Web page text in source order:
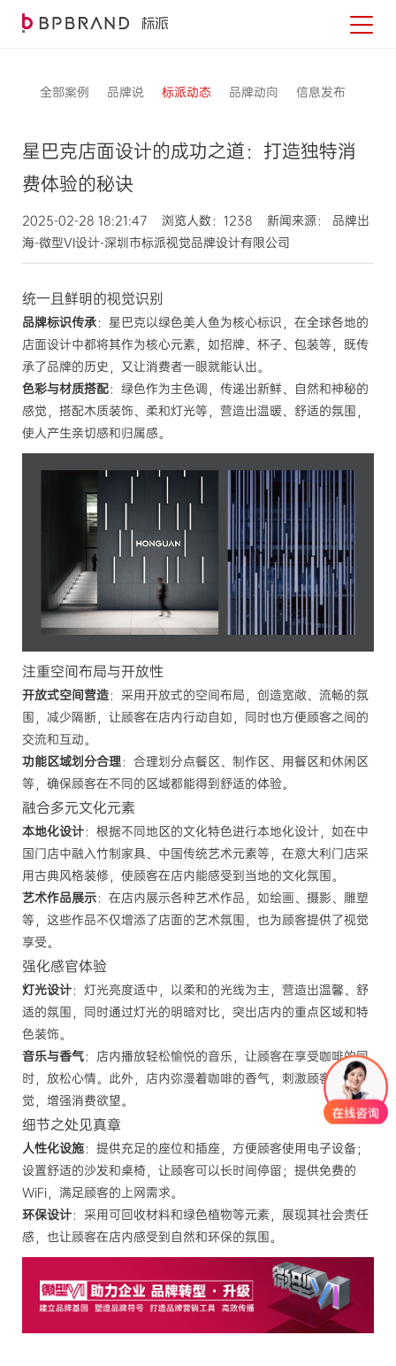
全部案例 品牌说 标派动态 品牌动向 信息发布
星巴克店面设计的成功之道：打造独特消
费体验的秘诀
2025-02-28 18:21:47 浏览人数：1238 新闻来源： 品牌出
海-微型VI设计-深圳市标派视觉品牌设计有限公司
统一且鲜明的视觉识别
品牌标识传承：星巴克以绿色美人鱼为核心标识，在全球各地的
店面设计中都将其作为核心元素，如招牌、杯子、包装等，既传
承了品牌的历史，又让消费者一眼就能认出。
色彩与材质搭配：绿色作为主色调，传递出新鲜、自然和神秘的
感觉，搭配木质装饰、柔和灯光等，营造出温暖、舒适的氛围，
使人产生亲切感和归属感。
注重空间布局与开放性
开放式空间营造：采用开放式的空间布局，创造宽敞、流畅的氛
围，减少隔断，让顾客在店内行动自如，同时也方便顾客之间的
交流和互动。
功能区域划分合理：合理划分点餐区、制作区、用餐区和休闲区
等，确保顾客在不同的区域都能得到舒适的体验。
融合多元文化元素
本地化设计：根据不同地区的文化特色进行本地化设计，如在中
国门店中融入竹制家具、中国传统艺术元素等，在意大利门店采
用古典风格装修，使顾客在店内能感受到当地的文化氛围。
艺术作品展示：在店内展示各种艺术作品，如绘画、摄影、雕塑
等，这些作品不仅增添了店面的艺术氛围，也为顾客提供了视觉
享受。
强化感官体验
灯光设计：灯光亮度适中，以柔和的光线为主，营造出温馨、舒
适的氛围，同时通过灯光的明暗对比，突出店内的重点区域和特
色装饰。
音乐与香气：店内播放轻松愉悦的音乐，让顾客在享受咖啡的同
时，放松心情。此外，店内弥漫着咖啡的香气，刺激顾客的嗅
觉，增强消费欲望。
细节之处见真章
人性化设施：提供充足的座位和插座，方便顾客使用电子设备；
设置舒适的沙发和桌椅，让顾客可以长时间停留；提供免费的
WiFi，满足顾客的上网需求。
环保设计：采用可回收材料和绿色植物等元素，展现其社会责任
感，也让顾客在店内感受到自然和环保的氛围。